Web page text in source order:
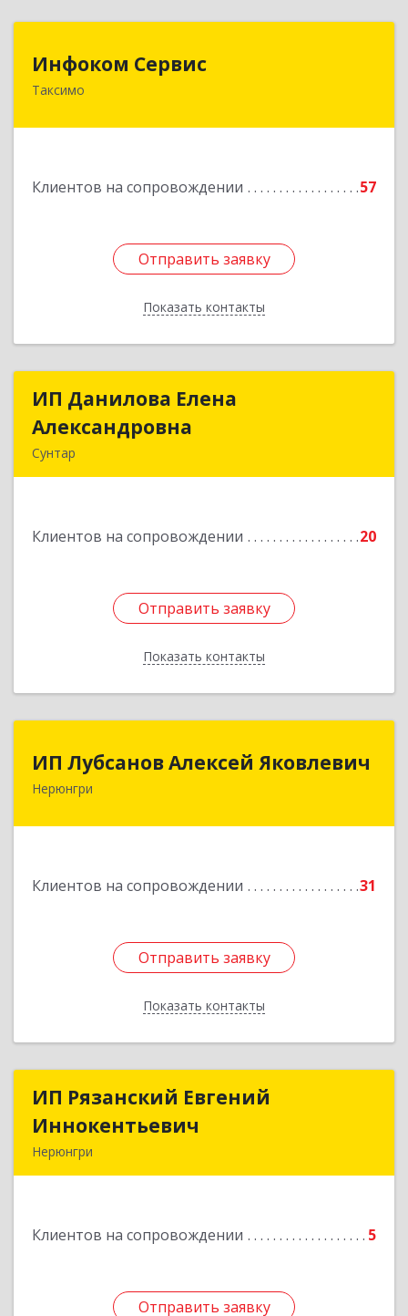
Инфоком Сервис
Таксимо
Клиентов на сопровождении 57
Отправить заявку
Показать контакты
671560, Республика Бурятия, Муйский р-н, пгт.
Отправить заявку
Назад
ИП Данилова Елена
Александровна
Сунтар
Клиентов на сопровождении 20
Отправить заявку
Показать контакты
ИП Данилова Елена
Отправить заявку
Назад
ИП Лубсанов Алексей Яковлевич
Нерюнгри
Клиентов на сопровождении 31
Отправить заявку
Показать контакты
ИП Лубсанов Алексей Яковлевич
675002, Амурская область, г. Благовещенск, ул.
Отправить заявку
Назад
ИП Рязанский Евгений
Иннокентьевич
Нерюнгри
Клиентов на сопровождении 5
Отправить заявку
ИП Рязанский Евгений
Подробнее
Отправить заявку